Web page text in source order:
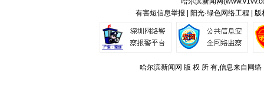
有害短信息举报 | 阳光·绿色网络工程 |
哈尔滨新闻网 版 权 所 有,信息来自网